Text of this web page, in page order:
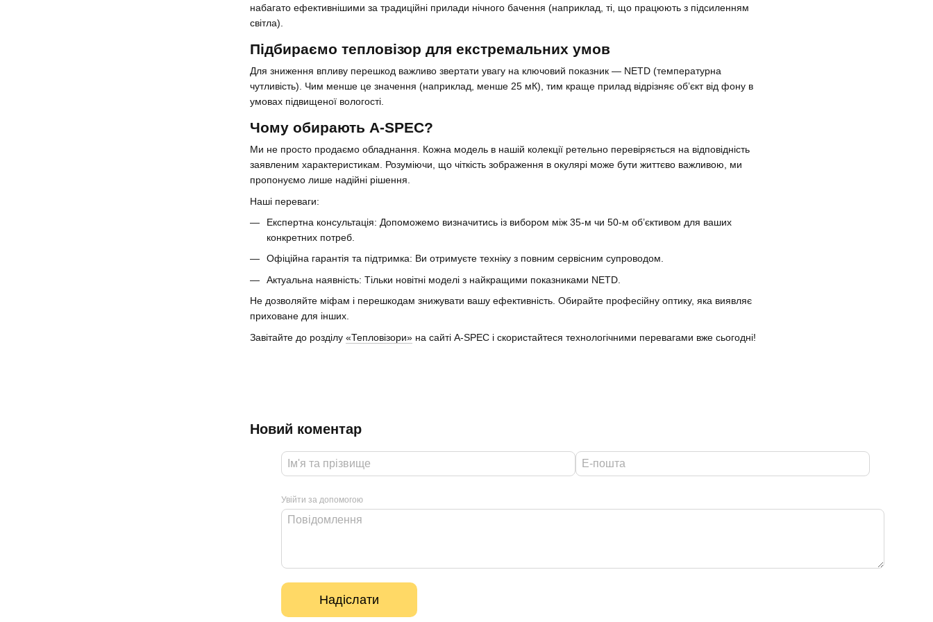
набагато ефективнішими за традиційні прилади нічного бачення (наприклад, ті, що працюють з підсиленням
світла).
Підбираємо тепловізор для екстремальних умов
Для зниження впливу перешкод важливо звертати увагу на ключовий показник — NETD (температурна
чутливість). Чим менше це значення (наприклад, менше 25 мК), тим краще прилад відрізняє об’єкт від фону в
умовах підвищеної вологості.
Чому обирають A-SPEC?
Ми не просто продаємо обладнання. Кожна модель в нашій колекції ретельно перевіряється на відповідність
заявленим характеристикам. Розуміючи, що чіткість зображення в окулярі може бути життєво важливою, ми
пропонуємо лише надійні рішення.
Наші переваги:
Експертна консультація: Допоможемо визначитись із вибором між 35-м чи 50-м об’єктивом для ваших
конкретних потреб.
Офіційна гарантія та підтримка: Ви отримуєте техніку з повним сервісним супроводом.
Актуальна наявність: Тільки новітні моделі з найкращими показниками NETD.
Не дозволяйте міфам і перешкодам знижувати вашу ефективність. Обирайте професійну оптику, яка виявляє
приховане для інших.
Завітайте до розділу «Тепловізори» на сайті A-SPEC і скористайтеся технологічними перевагами вже сьогодні!
Новий коментар
Увійти за допомогою
Надіслати